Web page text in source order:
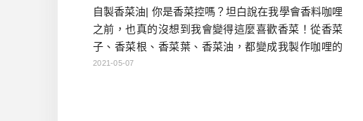
自製香菜油| 你是香菜控嗎？坦白說在我學會香料咖哩
之前，也真的沒想到我會變得這麼喜歡香菜！從香菜
子、香菜根、香菜葉、香菜油，都變成我製作咖哩的
重要元素。今天就來分享一款從網路上學會的香菜油
2021-05-07